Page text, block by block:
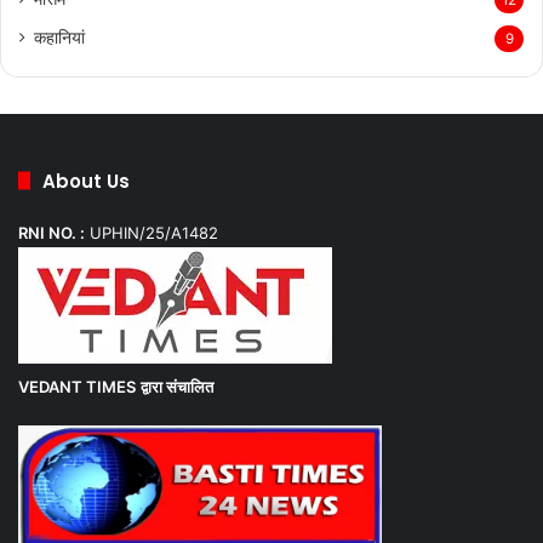
कहानियां 9
About Us
RNI NO. : UPHIN/25/A1482
VEDANT TIMES द्वारा संचालित